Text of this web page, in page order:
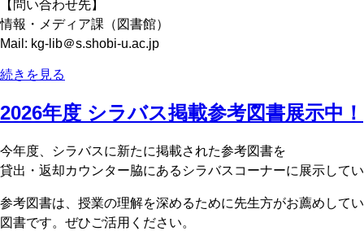
【問い合わせ先】
情報・メディア課（図書館）
Mail: kg-lib＠s.shobi-u.ac.jp
続きを見る
2026年度 シラバス掲載参考図書展示中！
今年度、シラバスに新たに掲載された参考図書を
貸出・返却カウンター脇にあるシラバスコーナーに展示してい
参考図書は、授業の理解を深めるために先生方がお薦めして
図書です。ぜひご活用ください。